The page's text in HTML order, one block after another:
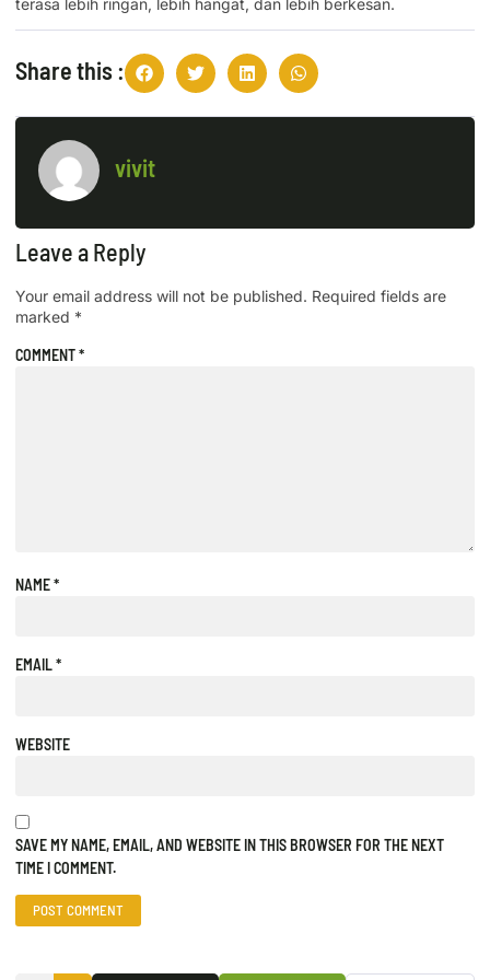
Share this :
vivit
Leave a Reply
Your email address will not be published. Required fields are
marked *
COMMENT*
NAME*
EMAIL*
WEBSITE
SAVE MY NAME, EMAIL, AND WEBSITE IN THIS BROWSER FOR THE NEXT
TIME I COMMENT.